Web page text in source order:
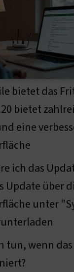
bietet das
bietet
eine
ich das
Update über
unter
tun, wenn